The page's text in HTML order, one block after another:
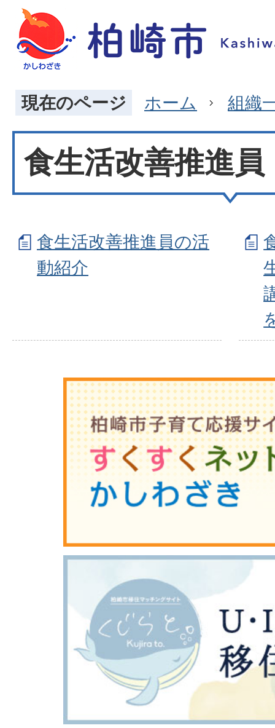
現在のページ ホーム 組織
食生活改善推進員
食生活改善推進員の活
動紹介